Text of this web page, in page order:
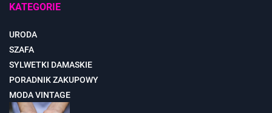
KATEGORIE
URODA
SZAFA
SYLWETKI DAMASKIE
PORADNIK ZAKUPOWY
MODA VINTAGE